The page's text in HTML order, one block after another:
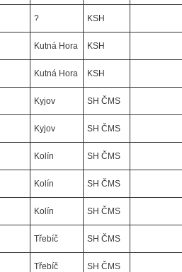
? KSH
Kutná Hora KSH
Kutná Hora KSH
Kyjov SH ČMS
Kyjov SH ČMS
Kolín SH ČMS
Kolín SH ČMS
Kolín SH ČMS
Třebíč SH ČMS
Třebíč SH ČMS